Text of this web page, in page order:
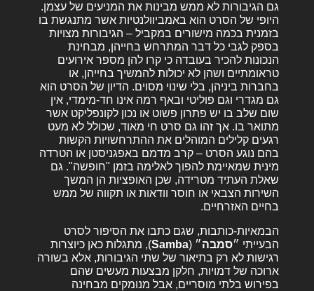
גם הגיבורות לא ממש מבינות את המניעים של עצמן.
היופי של הסרט הוא באמביוולנטיות אשר מתנגשת בו
בזמנית בכמה מישורים במקביל – הגיבורות מצויות
בספק לגבי כל דבר המתרחש בחייהן, מבחינת
הנכונות להכיר בעובדה כי קרו להן מספר אירועים
טראומתיים ושהן לא יכולות להמשיך בחייהן, או
בחברות ביניהן, בלי שינוי מסוים. הדיון של הסרט הוא
גם מגדרי וגם פוליטי ובאף רמה אינו חד-מימדי, אין
שום שלב בו יש פתרון פשוט או נכון לקונפליקט אשר
מתואר בו. אך זהו גם סרט חי מאוד, שכולל לא מעט
רגעים קלילים המוהלים את ההתרחשויות הקשות
בהם נוגע הסרט – קרב מדמם באפגניסטן או הטרדה
מינית שמאיימת להפוך לאלימה בזמן "חופשה". גם
שאלת העתיד מטרידה, שכן האופציות הן המשך
השירות הצבאי או חוסר וודאות או תקווה של ממש
בחיים האזרחיים.
הבמאיות-כותבות, שגם כתבו את הסיפור לסרט
הבעייתי ״סמבה״ (Samba), מתגלות כאן כיוצרות
רגישות לא רק בתיאור של שתי הגיבורות, אלא בשורה
ארוכה של דמויות, חלקן מבצעות מעשים שהם
בפירוש בלתי מוסריים, אבל מנומקים מבחינה